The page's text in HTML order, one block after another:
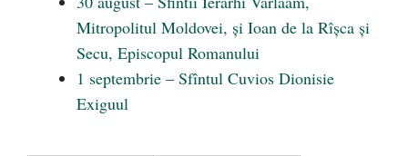
Mitropolitul Moldovei, și Ioan de la Rîșca și
Secu, Episcopul Romanului
1 septembrie – Sfîntul Cuvios Dionisie
Exiguul